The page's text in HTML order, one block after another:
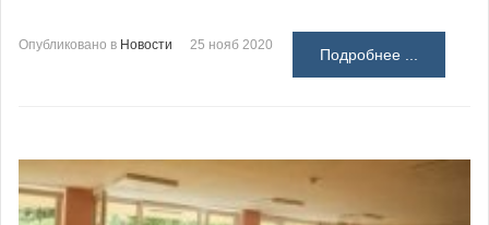
Опубликовано в Новости 25 нояб 2020
Подробнее ...